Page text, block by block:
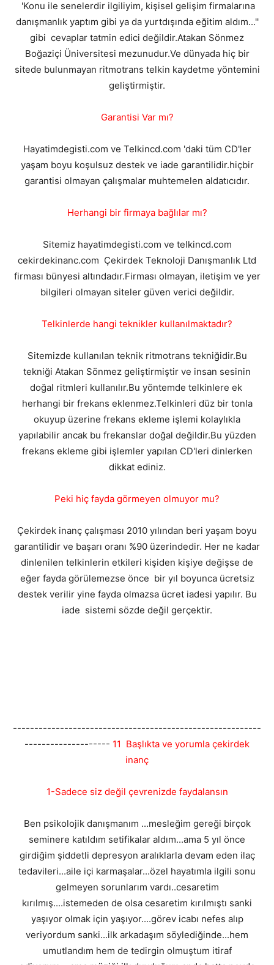
'Konu ile senelerdir ilgiliyim, kişisel gelişim firmalarına
danışmanlık yaptım gibi ya da yurtdışında eğitim aldım...''
gibi cevaplar tatmin edici değildir.Atakan Sönmez
Boğaziçi Üniversitesi mezunudur.Ve dünyada hiç bir
sitede bulunmayan ritmotrans telkin kaydetme yöntemini
geliştirmiştir.
Garantisi Var mı?
Hayatimdegisti.com ve Telkincd.com 'daki tüm CD'ler
yaşam boyu koşulsuz destek ve iade garantilidir.hiçbir
garantisi olmayan çalışmalar muhtemelen aldatıcıdır.
Herhangi bir firmaya bağlılar mı?
Sitemiz hayatimdegisti.com ve telkincd.com
cekirdekinanc.com Çekirdek Teknoloji Danışmanlık Ltd
firması bünyesi altındadır.Firması olmayan, iletişim ve yer
bilgileri olmayan siteler güven verici değildir.
Telkinlerde hangi teknikler kullanılmaktadır?
Sitemizde kullanılan teknik ritmotrans tekniğidir.Bu
tekniği Atakan Sönmez geliştirmiştir ve insan sesinin
doğal ritmleri kullanılır.Bu yöntemde telkinlere ek
herhangi bir frekans eklenmez.Telkinleri düz bir tonla
okuyup üzerine frekans ekleme işlemi kolaylıkla
yapılabilir ancak bu frekanslar doğal değildir.Bu yüzden
frekans ekleme gibi işlemler yapılan CD'leri dinlerken
dikkat ediniz.
Peki hiç fayda görmeyen olmuyor mu?
Çekirdek inanç çalışması 2010 yılından beri yaşam boyu
garantilidir ve başarı oranı %90 üzerindedir. Her ne kadar
dinlenilen telkinlerin etkileri kişiden kişiye değişse de
eğer fayda görülemezse önce bir yıl boyunca ücretsiz
destek verilir yine fayda olmazsa ücret iadesi yapılır. Bu
iade sistemi sözde değil gerçektir.
----------------------------------------------------------
-------------------- 11 Başlıkta ve yorumla çekirdek
inanç
1-Sadece siz değil çevrenizde faydalansın
Ben psikolojik danışmanım ...mesleğim gereği birçok
seminere katıldım setifikalar aldım...ama 5 yıl önce
girdiğim şiddetli depresyon aralıklarla devam eden ilaç
tedavileri...aile içi karmaşalar...özel hayatımla ilgili sonu
gelmeyen sorunlarım vardı..cesaretim
kırılmış....istemeden de olsa cesaretim kırılmıştı sanki
yaşıyor olmak için yaşıyor....görev icabı nefes alıp
veriyordum sanki...ilk arkadaşım söylediğinde...hem
umutlandım hem de tedirgin olmuştum itiraf